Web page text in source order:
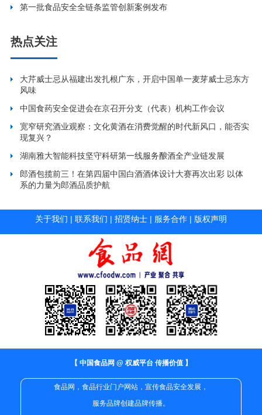
第一批食品安全全链条监管创新案例发布
热点关注
大芹威士忌从福建出发扎根广东，开启中国单一麦芽威士忌东方
风味
中国食药安全促进会在京召开分支（代表）机构工作会议
宽窄研究酒业观察：文化黄酒在消费觉醒的时代新风口，能否实
现复兴？
湖南雅大智能科技坚守科研第一线服务酿酒全产业链发展
郎酒包揽前三！在第四届中国白酒酒体设计大赛再次出彩 以体
系的力量为郎酒品质护航
关于我们 | 联系我们 | 招贤纳士 | 服务合作 | 版权声明
【 中国食品网 @ 权威平台 传播价值 】
食品网，食品行业门户网站，宣传食品安全发展，
服务品牌创建品牌传播。